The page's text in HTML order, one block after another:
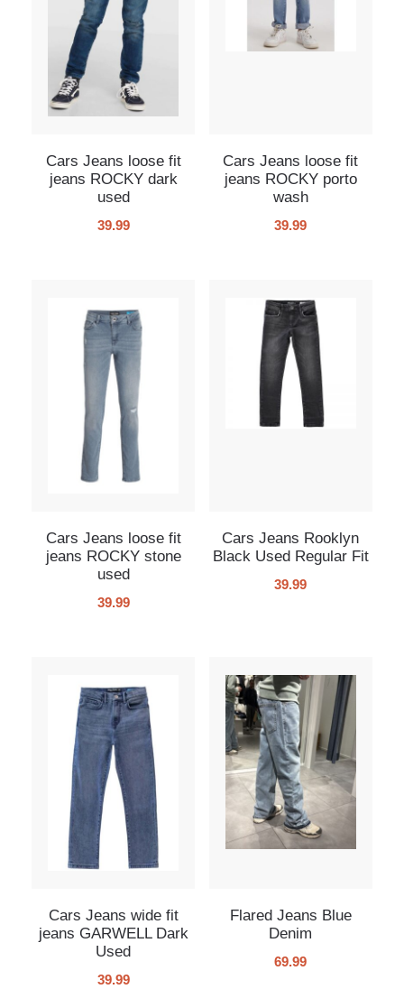
Cars Jeans loose fit
jeans ROCKY dark
used
39.99
Cars Jeans loose fit
jeans ROCKY porto
wash
39.99
Cars Jeans loose fit
jeans ROCKY stone
used
39.99
Cars Jeans Rooklyn
Black Used Regular Fit
39.99
Cars Jeans wide fit
jeans GARWELL Dark
Used
39.99
Flared Jeans Blue
Denim
69.99